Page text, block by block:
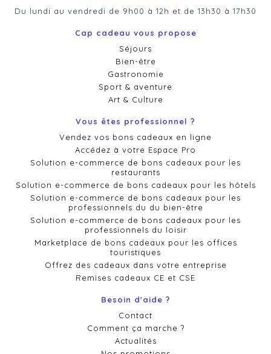
Du lundi au vendredi de 9h00 à 12h et de 13h30 à 17h30
Cap cadeau vous propose
Séjours
Bien-être
Gastronomie
Sport & aventure
Art & Culture
Vous êtes professionnel ?
Vendez vos bons cadeaux en ligne
Accédez à votre Espace Pro
Solution e-commerce de bons cadeaux pour les
restaurants
Solution e-commerce de bons cadeaux pour les hôtels
Solution e-commerce de bons cadeaux pour les
professionnels du du bien-être
Solution e-commerce de bons cadeaux pour les
professionnels du loisir
Marketplace de bons cadeaux pour les offices
touristiques
Offrez des cadeaux dans votre entreprise
Remises cadeaux CE et CSE
Besoin d'aide ?
Contact
Comment ça marche ?
Actualités